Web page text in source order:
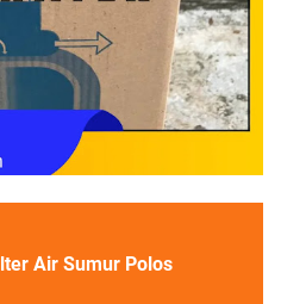
Air Sumur Polos